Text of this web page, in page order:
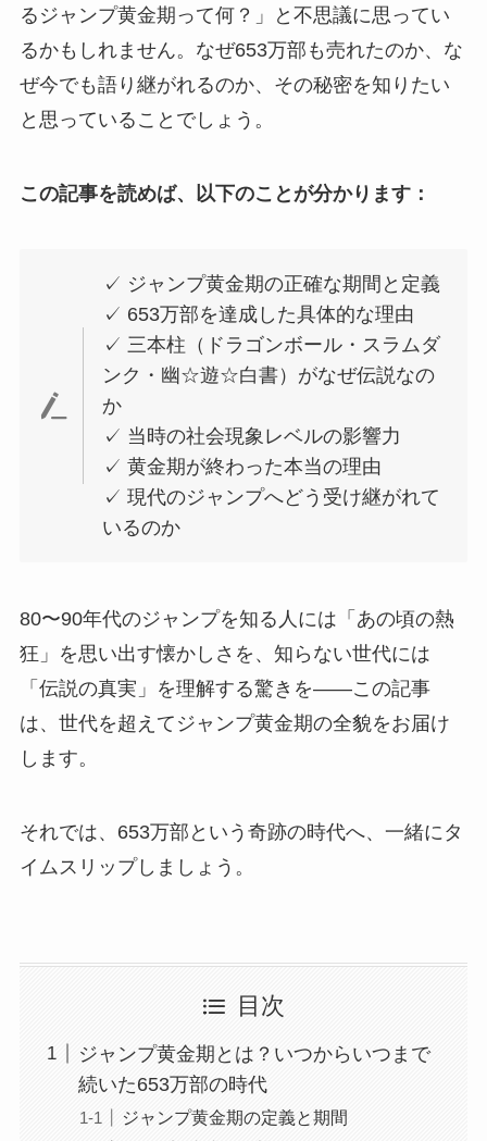
るジャンプ黄金期って何？」と不思議に思ってい
るかもしれません。なぜ653万部も売れたのか、な
ぜ今でも語り継がれるのか、その秘密を知りたい
と思っていることでしょう。
この記事を読めば、以下のことが分かります：
✓ ジャンプ黄金期の正確な期間と定義
✓ 653万部を達成した具体的な理由
✓ 三本柱（ドラゴンボール・スラムダ
ンク・幽☆遊☆白書）がなぜ伝説なの
か
✓ 当時の社会現象レベルの影響力
✓ 黄金期が終わった本当の理由
✓ 現代のジャンプへどう受け継がれて
いるのか
80〜90年代のジャンプを知る人には「あの頃の熱
狂」を思い出す懐かしさを、知らない世代には
「伝説の真実」を理解する驚きを——この記事
は、世代を超えてジャンプ黄金期の全貌をお届け
します。
それでは、653万部という奇跡の時代へ、一緒にタ
イムスリップしましょう。
目次
ジャンプ黄金期とは？いつからいつまで
続いた653万部の時代
ジャンプ黄金期の定義と期間